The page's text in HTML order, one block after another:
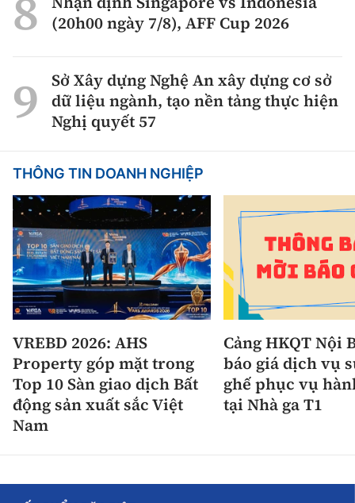
(20h00 ngày 7/8), AFF Cup 2026
Sở Xây dựng Nghệ An xây dựng cơ sở
dữ liệu ngành, tạo nền tảng thực hiện
Nghị quyết 57
THÔNG TIN DOANH NGHIỆP
VREBD 2026: AHS
Property góp mặt trong
Top 10 Sàn giao dịch Bất
động sản xuất sắc Việt
Nam
Cảng HKQT Nội
báo giá dịch vụ
ghế phục vụ
tại Nhà ga T1